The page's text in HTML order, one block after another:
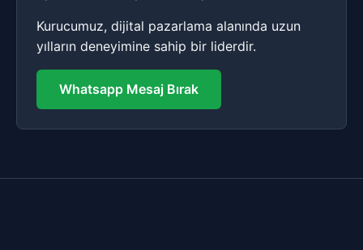
Kurucumuz, dijital pazarlama alanında uzun
yılların deneyimine sahip bir liderdir.
Whatsapp Mesaj Bırak